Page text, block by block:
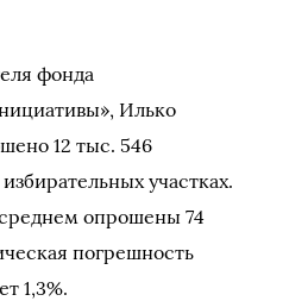
фонда
Илько
12 тыс. 546
участках.
опрошены 74
погрешность
1,3%.